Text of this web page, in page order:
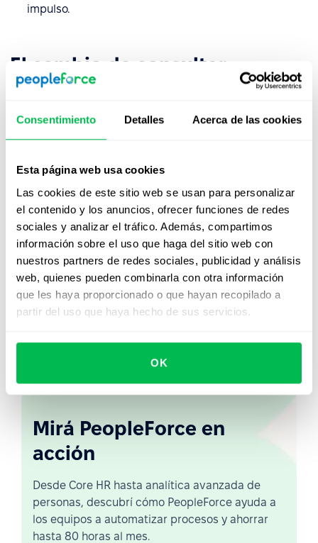
Consentimiento Detalles Acerca de las cookies
Esta página web usa cookies
Las cookies de este sitio web se usan para personalizar
el contenido y los anuncios, ofrecer funciones de redes
sociales y analizar el tráfico. Además, compartimos
información sobre el uso que haga del sitio web con
nuestros partners de redes sociales, publicidad y análisis
web, quienes pueden combinarla con otra información
que les haya proporcionado o que hayan recopilado a
partir del uso que haya hecho de sus servicios.
OK
impulso.
El cambio de consultor
especialista a generalista
En los RR. HH. tradicionales, las funciones suelen estar
empresarial
, el HRBP (socio empresarial de recursos
No se limita a ejecutar la política; se pregunta si la
política sigue sirviendo a la trayectoria actual de la
empresa.
Diferencia clave:Mientras que los RR. HH. tradicionales
se centran en elcumplimiento y la coherencia, la
colaboración empresarial en RR. HH. se centra en el
rendimiento y el crecimiento. Traslada a RR. HH. de la
influye en la dirección de la empresa.
Mirá PeopleForce en
acción
Desde Core HR hasta analítica avanzada de
personas, descubrí cómo PeopleForce ayuda a
los equipos a automatizar procesos y ahorrar
hasta 80 horas al mes.